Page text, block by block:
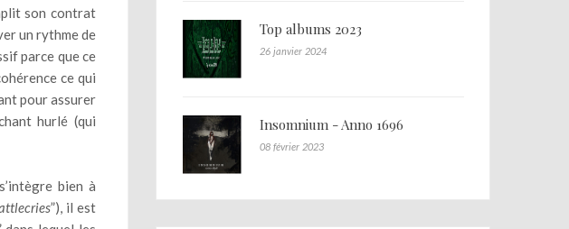
son contrat
un rythme de
parce que ce
ce qui
pour assurer
hurlé (qui
bien à
”), il est
Top albums 2023
26 janvier 2024
Insomnium - Anno 1696
08 février 2023